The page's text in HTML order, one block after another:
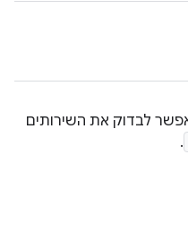
.